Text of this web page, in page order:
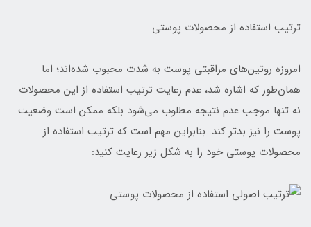
ترتیب استفاده از محصولات پوستی
امروزه روتین‌های مراقبتی پوست به شدت محبوب شده‌اند؛ اما
همان‌طور که اشاره شد، عدم رعایت ترتیب استفاده از این محصولات
نه تنها موجب عدم نتیجه مطلوب می‌شود بلکه ممکن است وضعیت
پوست را نیز بدتر کند. بنابراین مهم است که ترتیب استفاده از
محصولات پوستی خود را به شکل زیر رعایت کنید: